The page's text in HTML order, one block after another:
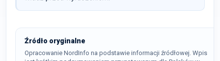
Źródło oryginalne
Opracowanie NordInfo na podstawie informacji źródłowej. Wpis